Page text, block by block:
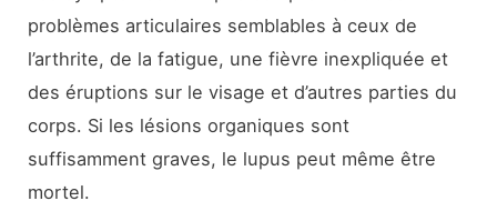
problèmes articulaires semblables à ceux de
l’arthrite, de la fatigue, une fièvre inexpliquée et
des éruptions sur le visage et d’autres parties du
corps. Si les lésions organiques sont
suffisamment graves, le lupus peut même être
mortel.